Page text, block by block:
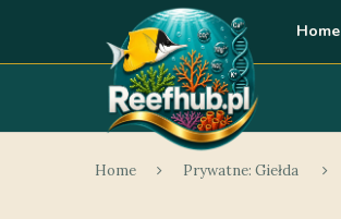
Home
Home Prywatne: Giełda